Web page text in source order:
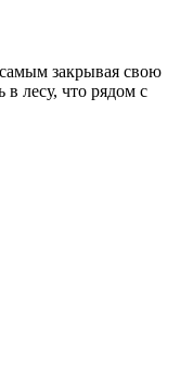
закрывая свою
лесу, что рядом с